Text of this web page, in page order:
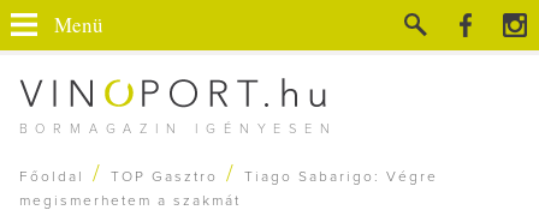
BORMAGAZIN IGÉNYESEN
Menü
Főoldal / TOP Gasztro /
Tiago Sabarigo: Végre
megismerhetem a szakmát